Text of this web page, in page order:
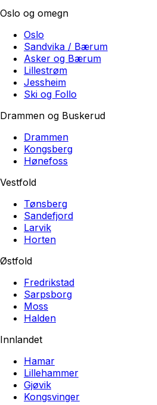
Oslo og omegn
Oslo
Sandvika / Bærum
Asker og Bærum
Lillestrøm
Jessheim
Ski og Follo
Drammen og Buskerud
Drammen
Kongsberg
Hønefoss
Vestfold
Tønsberg
Sandefjord
Larvik
Horten
Østfold
Fredrikstad
Sarpsborg
Moss
Halden
Innlandet
Hamar
Lillehammer
Gjøvik
Kongsvinger